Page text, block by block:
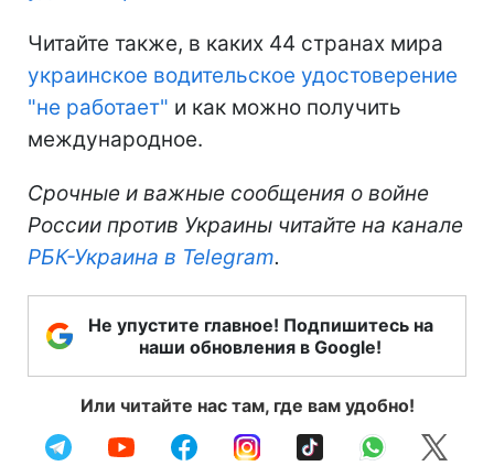
Читайте также, в каких 44 странах мира
украинское водительское удостоверение
"не работает" и как можно получить
международное.
Срочные и важные сообщения о войне
России против Украины читайте на канале
РБК-Украина в Telegram.
Не упустите главное! Подпишитесь на
наши обновления в Google!
Или читайте нас там, где вам удобно!